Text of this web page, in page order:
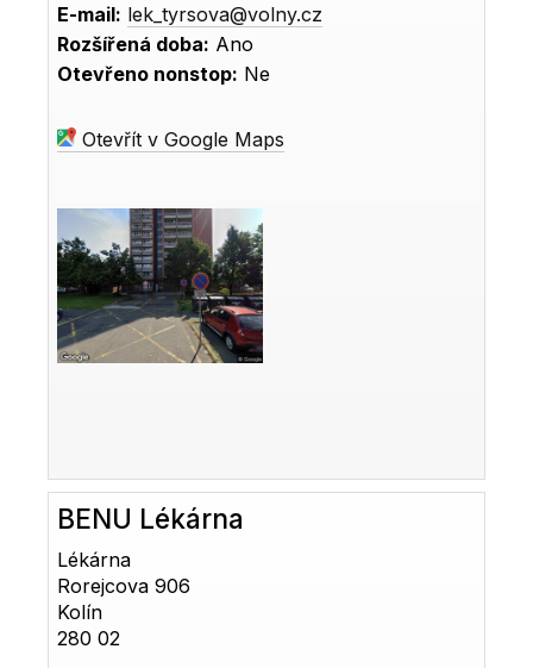
E-mail: lek_tyrsova@volny.cz
Rozšířená doba: Ano
Otevřeno nonstop: Ne
Otevřít v Google Maps
BENU Lékárna
Lékárna
Rorejcova 906
Kolín
280 02